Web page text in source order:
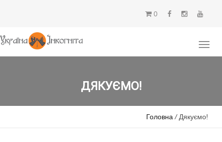
0
ДЯКУЄМО!
Головна / Дякуємо!